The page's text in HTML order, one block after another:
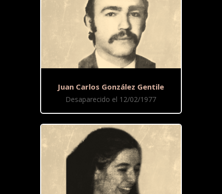
Juan Carlos González Gentile
Desaparecido el 12/02/1977